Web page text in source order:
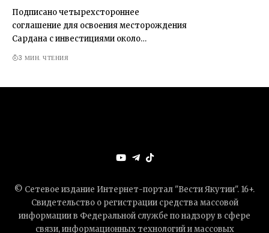
Подписано четырехстороннее
соглашение для освоения месторождения
Сардана с инвестициями около…
3 МИН. ЧТЕНИЯ
© Сетевое издание Интернет-портал "Вести Якутии". 16+.
Свидетельство о регистрации средства массовой
информации в Федеральной службе по надзору в сфере
связи, информационных технологий и массовых